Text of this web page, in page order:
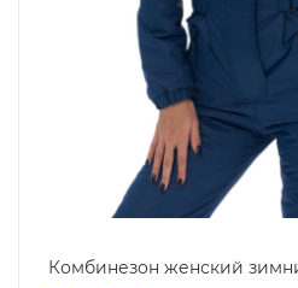
Комбинезон женский